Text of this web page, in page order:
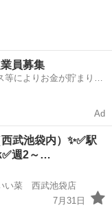
員募集
によりお金が貯まりや
Ad
武池袋内）✨✅駅
週2～…
い菜 西武池袋店
7月31日